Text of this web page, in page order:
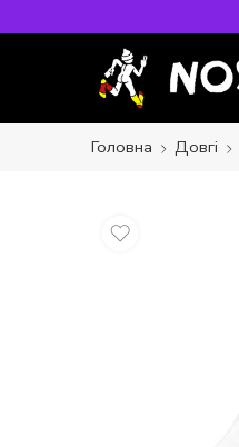
Головна Довгі